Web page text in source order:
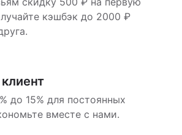
кэшбэк до 2000 ₽
до 15% для постоянных
вместе с нами.